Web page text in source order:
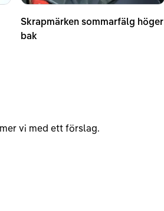
Skrapmärken sommarfälg höger
bak
vi med ett förslag.